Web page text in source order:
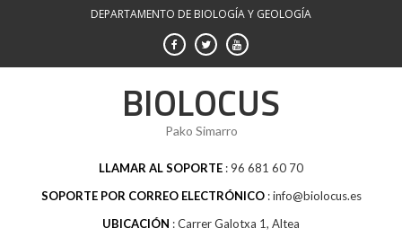
DEPARTAMENTO DE BIOLOGÍA Y GEOLOGÍA
BIOLOCUS
Pako Simarro
LLAMAR AL SOPORTE 96 681 60 70
SOPORTE POR CORREO ELECTRÓNICO info@biolocus.es
UBICACIÓN
Carrer Galotxa 1, Altea